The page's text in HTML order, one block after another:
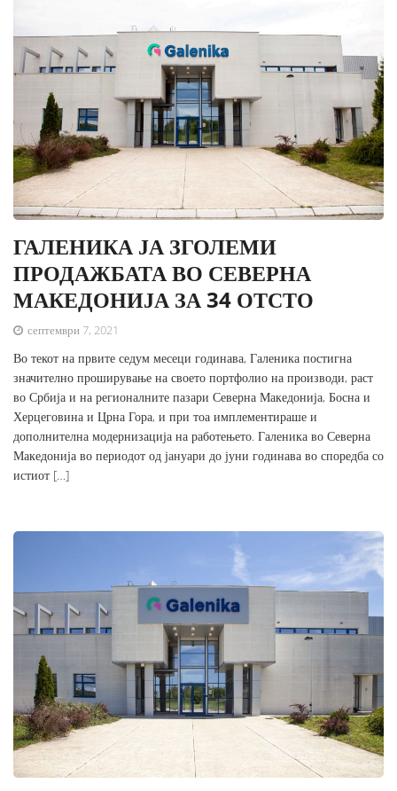
ГАЛЕНИКА ЈА ЗГОЛЕМИ
ПРОДАЖБАТА ВО СЕВЕРНА
МАКЕДОНИЈА ЗА 34 ОТСТО
септември 7, 2021
Во текот на првите седум месеци годинава, Галеника постигна
значително проширување на своето портфолио на производи, раст
во Србија и на регионалните пазари Северна Македонија, Босна и
Херцеговина и Црна Гора, и при тоа имплементираше и
дополнителна модернизација на работењето. Галеника во Северна
Македонија во периодот од јануари до јуни годинава во споредба со
истиот […]